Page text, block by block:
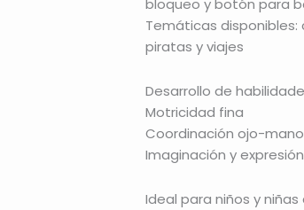
Temáticas disponibles:
piratas y viajes
Desarrollo de
Motricidad fina
Coordinación ojo-mano
Imaginación y
Ideal para niños y